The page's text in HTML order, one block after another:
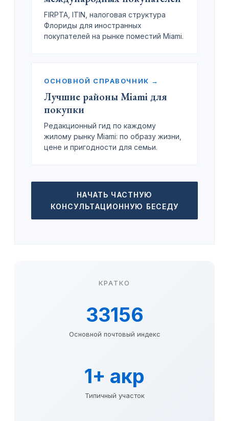
FIRPTA, ITIN, налоговая структура
Флориды для иностранных
покупателей на рынке поместий Miami.
ОСНОВНОЙ СПРАВОЧНИК →
Лучшие районы Miami для
покупки
Редакционный гид по каждому
жилому рынку Miami: по образу жизни,
цене и пригодности для семьи.
НАЧАТЬ ЧАСТНУЮ
КОНСУЛЬТАЦИОННУЮ БЕСЕДУ
КРАТКО
33156
Основной почтовый индекс
1+ акр
Типичный участок